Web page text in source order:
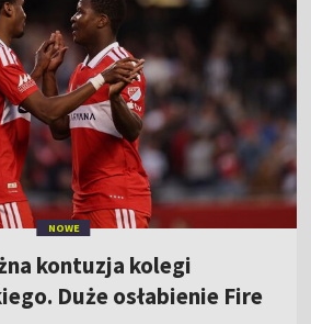
NOWE
kontuzja kolegi
Duże osłabienie Fire